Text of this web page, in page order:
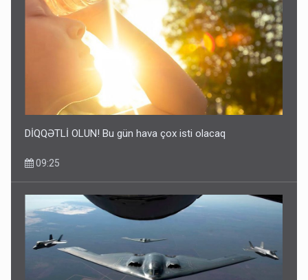
DİQQƏTLİ OLUN! Bu gün hava çox isti olacaq
09:25